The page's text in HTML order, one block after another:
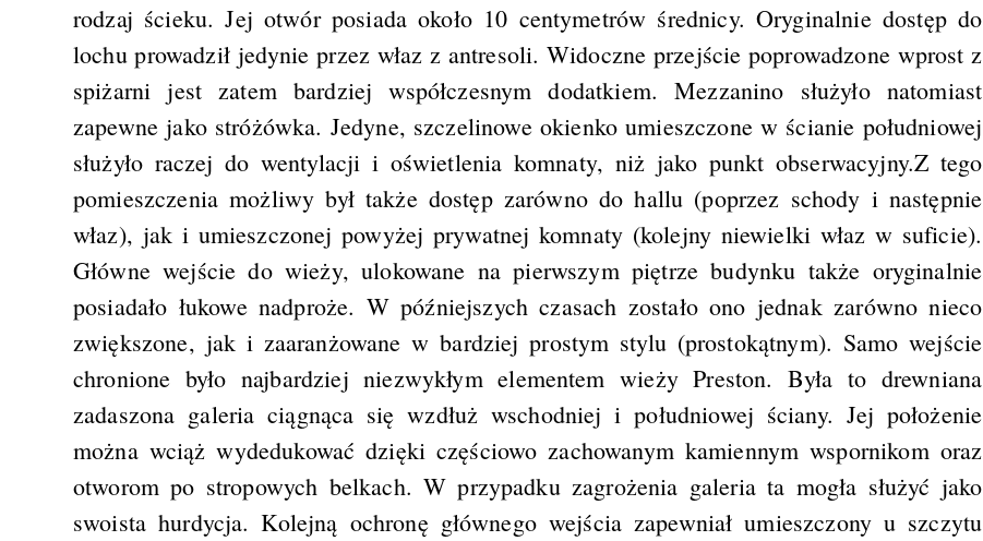
rodzaj ścieku. Jej otwór posiada około 10 centymetrów średnicy. Oryginalnie dostęp do
lochu prowadził jedynie przez właz z antresoli. Widoczne przejście poprowadzone wprost z
spiżarni jest zatem bardziej współczesnym dodatkiem. Mezzanino służyło natomiast
zapewne jako stróżówka. Jedyne, szczelinowe okienko umieszczone w ścianie południowej
służyło raczej do wentylacji i oświetlenia komnaty, niż jako punkt obserwacyjny.Z tego
pomieszczenia możliwy był także dostęp zarówno do hallu (poprzez schody i następnie
właz), jak i umieszczonej powyżej prywatnej komnaty (kolejny niewielki właz w suficie).
Główne wejście do wieży, ulokowane na pierwszym piętrze budynku także oryginalnie
posiadało łukowe nadproże. W późniejszych czasach zostało ono jednak zarówno nieco
zwiększone, jak i zaaranżowane w bardziej prostym stylu (prostokątnym). Samo wejście
chronione było najbardziej niezwykłym elementem wieży Preston. Była to drewniana
zadaszona galeria ciągnąca się wzdłuż wschodniej i południowej ściany. Jej położenie
można wciąż wydedukować dzięki częściowo zachowanym kamiennym wspornikom oraz
otworom po stropowych belkach. W przypadku zagrożenia galeria ta mogła służyć jako
swoista hurdycja. Kolejną ochronę głównego wejścia zapewniał umieszczony u szczytu